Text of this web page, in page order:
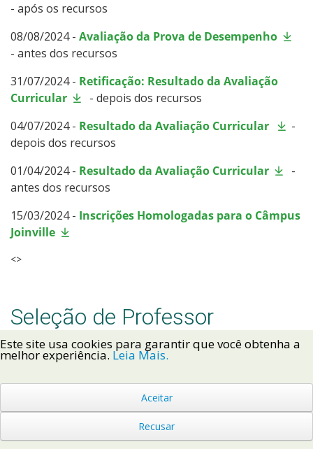
- após os recursos
08/08/2024 - Avaliação da Prova de Desempenho
- antes dos recursos
31/07/2024 - Retificação: Resultado da Avaliação
Curricular
- depois dos recursos
04/07/2024 - Resultado da Avaliação Curricular
-
depois dos recursos
01/04/2024 - Resultado da Avaliação Curricular
-
antes dos recursos
15/03/2024 - Inscrições Homologadas para o Câmpus
Joinville
<>
Seleção de Professor
Substituto
Edital 35/2023 - Contratação de
professor por tempo determinado
Este site usa cookies para garantir que você obtenha a
melhor experiência. Leia Mais.
Aceitar
Recusar